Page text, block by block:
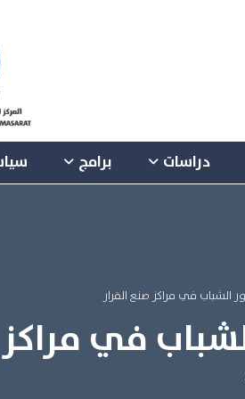
دراسات برامج
الشباب في مراكز صنع القرار
في مراكز